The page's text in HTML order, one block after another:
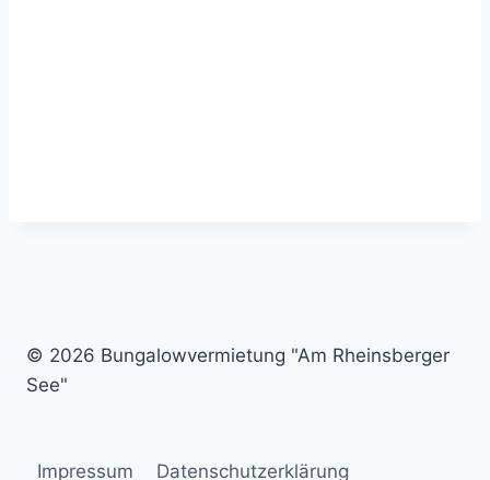
© 2026 Bungalowvermietung "Am Rheinsberger
See"
Impressum Datenschutzerklärung